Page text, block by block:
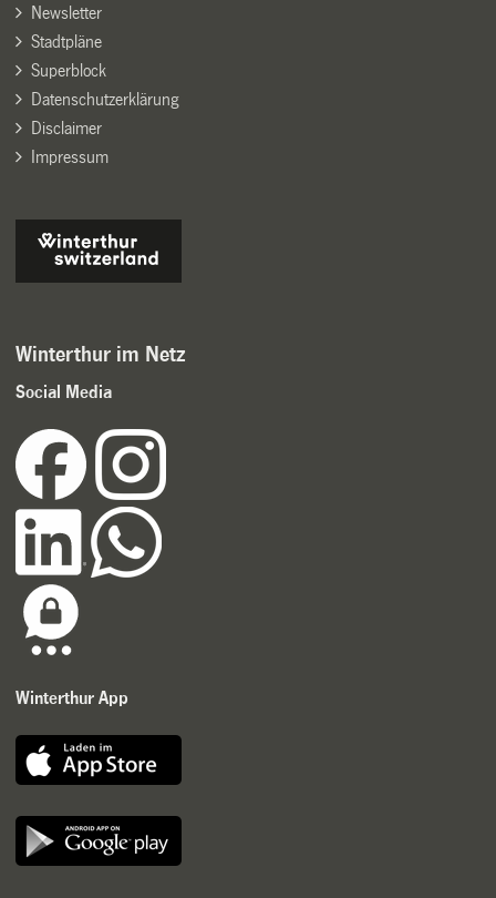
Newsletter
Stadtpläne
Superblock
Datenschutzerklärung
Disclaimer
Impressum
Winterthur im Netz
Social Media
Winterthur App